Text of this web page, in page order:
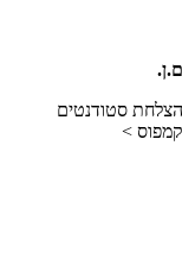
סטודנטים
>